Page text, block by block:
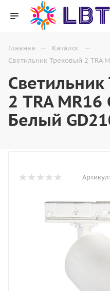
Главная — Каталог —
Светильник Трековый 2 TRA
2 TRA MR16
Белый
Артикул: